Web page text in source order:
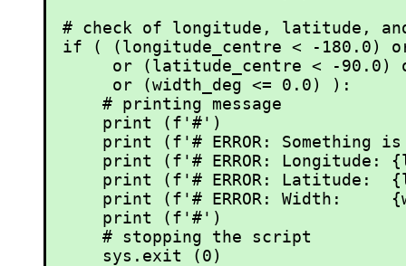
# check of longitude, latitude,
if ( (longitude_centre < -180.0)
or (latitude_centre < -90.0)
     or (width_deg <= 0.0) ):
    # printing message
    print (f'#')
print (f'# ERROR: Something
print (f'# ERROR: Longitude:
print (f'# ERROR: Latitude:
print (f'# ERROR: Width:
    print (f'#')
    # stopping the script
    sys.exit (0)